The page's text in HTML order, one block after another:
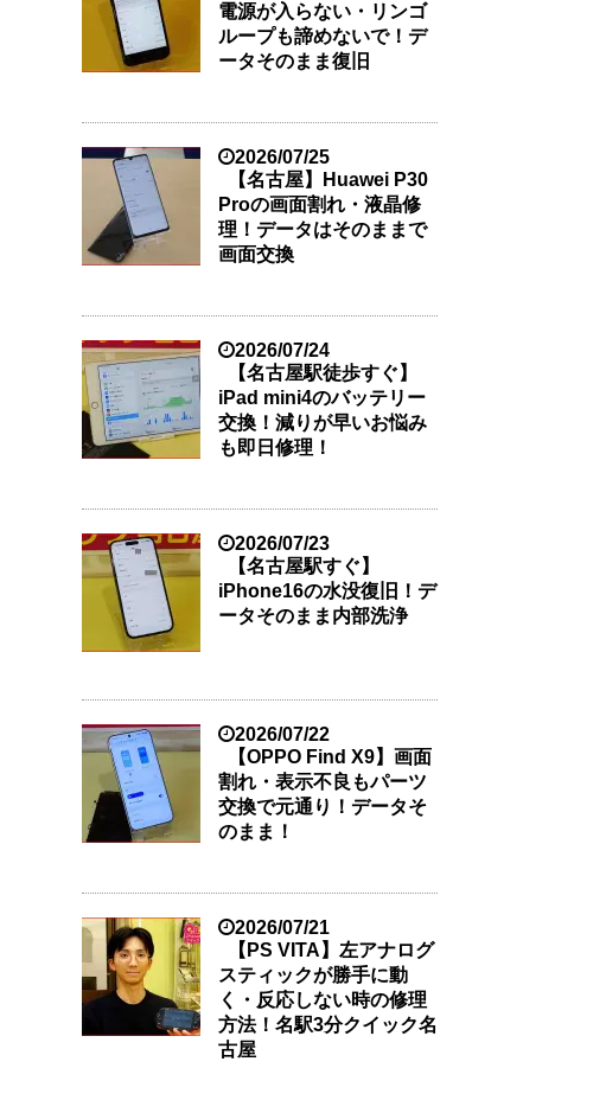
電源が入らない・リンゴ
ループも諦めないで！デ
ータそのまま復旧
2026/07/25
【名古屋】Huawei P30
Proの画面割れ・液晶修
理！データはそのままで
画面交換
2026/07/24
【名古屋駅徒歩すぐ】
iPad mini4のバッテリー
交換！減りが早いお悩み
も即日修理！
2026/07/23
【名古屋駅すぐ】
iPhone16の水没復旧！デ
ータそのまま内部洗浄
2026/07/22
【OPPO Find X9】画面
割れ・表示不良もパーツ
交換で元通り！データそ
のまま！
2026/07/21
【PS VITA】左アナログ
スティックが勝手に動
く・反応しない時の修理
方法！名駅3分クイック名
古屋